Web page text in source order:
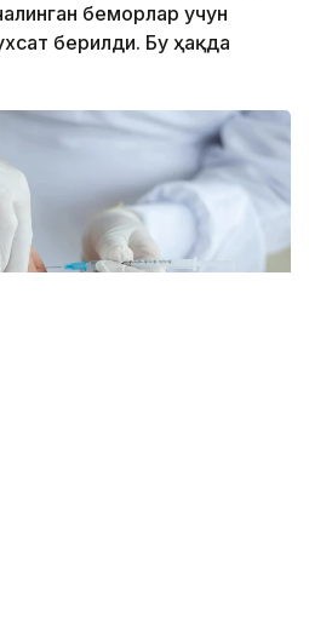
беморлар учун
берилди. Бу ҳақда